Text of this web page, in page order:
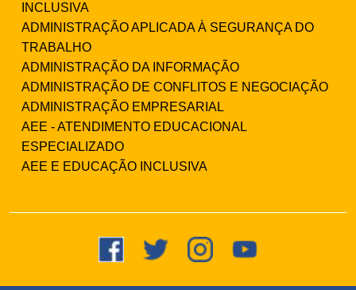
INCLUSIVA
ADMINISTRAÇÃO APLICADA À SEGURANÇA DO
TRABALHO
ADMINISTRAÇÃO DA INFORMAÇÃO
ADMINISTRAÇÃO DE CONFLITOS E NEGOCIAÇÃO
ADMINISTRAÇÃO EMPRESARIAL
AEE - ATENDIMENTO EDUCACIONAL
ESPECIALIZADO
AEE E EDUCAÇÃO INCLUSIVA